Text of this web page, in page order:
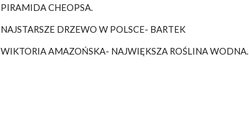
PIRAMIDA CHEOPSA.
NAJSTARSZE DRZEWO W POLSCE- BARTEK
WIKTORIA AMAZOŃSKA- NAJWIĘKSZA ROŚLINA WODNA.